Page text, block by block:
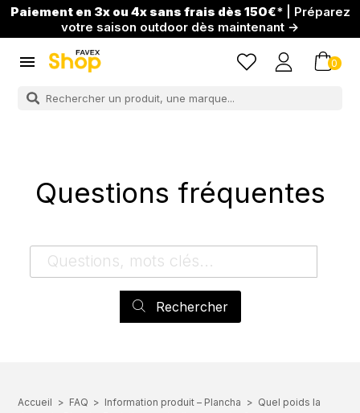
Paiement en 3x ou 4x sans frais dès 150€* | Préparez
votre saison outdoor dès maintenant →
 0
Questions fréquentes
Rechercher
Accueil FAQ Information produit – Plancha
Quel poids la